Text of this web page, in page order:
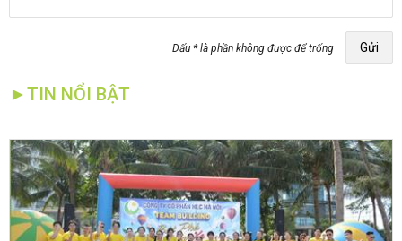
Dấu * là phần không được để trống Gửi
►TIN NỔI BẬT